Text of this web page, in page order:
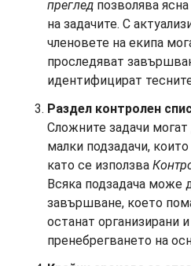
преглед позволява
на задачите. С
членовете на екипа
проследяват
идентифицират
Раздел контролен
Сложните задачи могат
малки подзадачи,
като се използва
Всяка подзадача може
завършване, което
останат организирани
пренебрегването на